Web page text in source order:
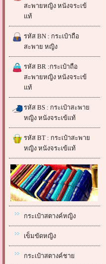
สะพายหญิง หนังจระเข้
แท้
รหัส BN : กระเป๋าถือ
สะพาย หญิง
รหัส BR :กระเป๋าถือ
สะพายหญิง หนังจระเข้
แท้
รหัส BS : กระเป๋าสะพาย
หญิง หนังจระเข้แท้
รหัส BT : กระเป๋าสะพาย
หญิง หนังจระเข้แท้
กระเป๋าสตางค์หญิง
เข็มขัดหญิง
กระเป๋าสตางค์ชาย